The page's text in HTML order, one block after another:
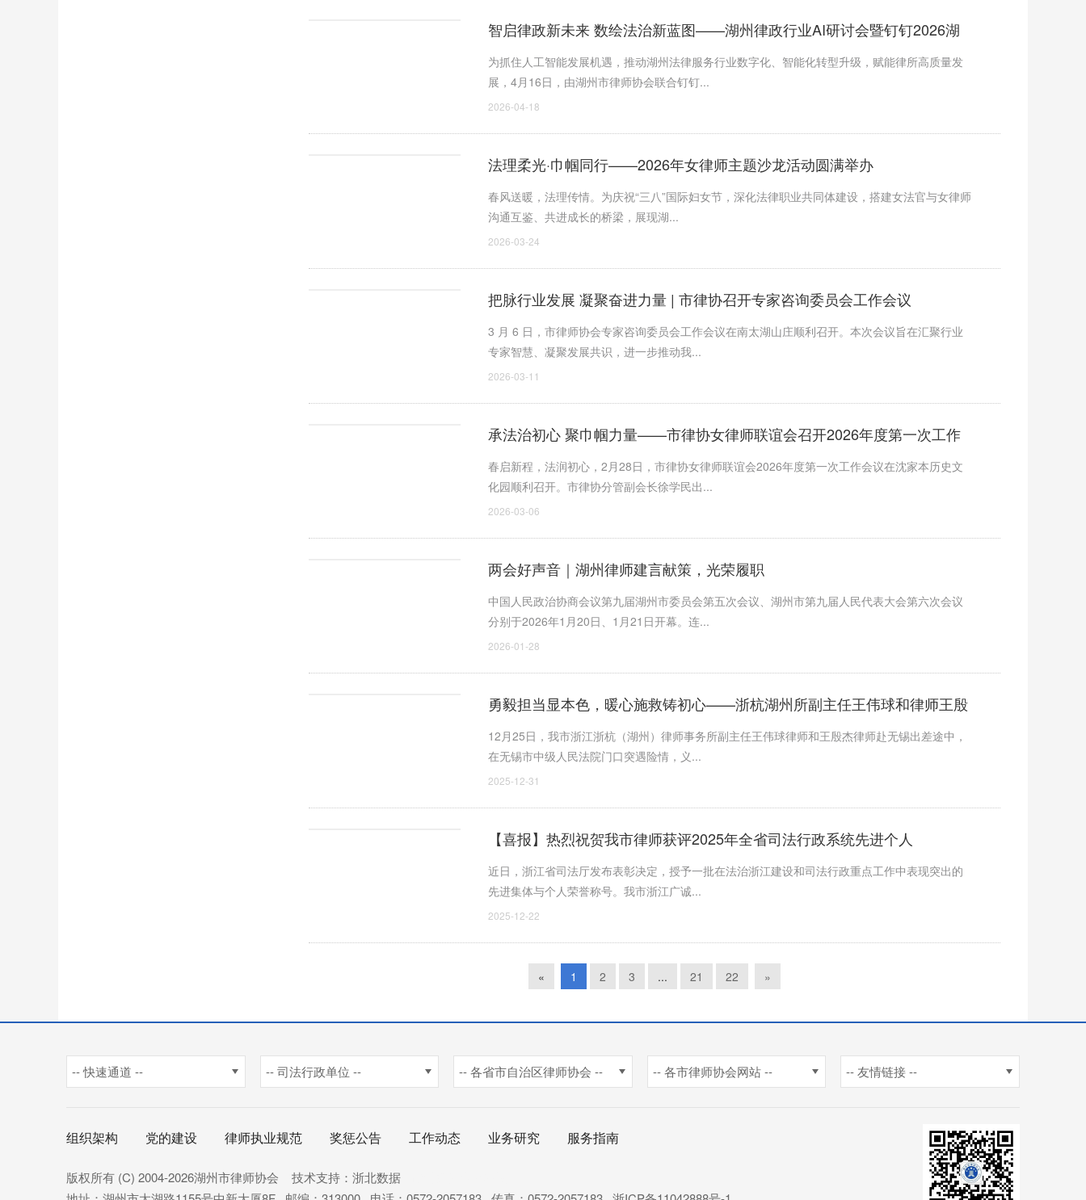
智启律政新未来 数绘法治新蓝图——湖州律政行业AI研讨会暨钉钉2026湖
为抓住人工智能发展机遇，推动湖州法律服务行业数字化、智能化转型升级，赋能律所高质量发
展，4月16日，由湖州市律师协会联合钉钉...
2026-04-18
法理柔光·巾帼同行——2026年女律师主题沙龙活动圆满举办
春风送暖，法理传情。为庆祝“三八”国际妇女节，深化法律职业共同体建设，搭建女法官与女律师
沟通互鉴、共进成长的桥梁，展现湖...
2026-03-24
把脉行业发展 凝聚奋进力量 | 市律协召开专家咨询委员会工作会议
3 月 6 日，市律师协会专家咨询委员会工作会议在南太湖山庄顺利召开。本次会议旨在汇聚行业
专家智慧、凝聚发展共识，进一步推动我...
2026-03-11
承法治初心 聚巾帼力量——市律协女律师联谊会召开2026年度第一次工作
春启新程，法润初心，2月28日，市律协女律师联谊会2026年度第一次工作会议在沈家本历史文
化园顺利召开。市律协分管副会长徐学民出...
2026-03-06
两会好声音｜湖州律师建言献策，光荣履职
中国人民政治协商会议第九届湖州市委员会第五次会议、湖州市第九届人民代表大会第六次会议
分别于2026年1月20日、1月21日开幕。连...
2026-01-28
勇毅担当显本色，暖心施救铸初心——浙杭湖州所副主任王伟球和律师王殷
12月25日，我市浙江浙杭（湖州）律师事务所副主任王伟球律师和王殷杰律师赴无锡出差途中，
在无锡市中级人民法院门口突遇险情，义...
2025-12-31
【喜报】热烈祝贺我市律师获评2025年全省司法行政系统先进个人
近日，浙江省司法厅发布表彰决定，授予一批在法治浙江建设和司法行政重点工作中表现突出的
先进集体与个人荣誉称号。我市浙江广诚...
2025-12-22
« 1 2 3 ... 21 22 »
-- 快速通道 -- -- 司法行政单位 -- -- 各省市自治区律师协会 -- -- 各市律师协会网站 -- -- 友情链接 --
组织架构 党的建设 律师执业规范 奖惩公告 工作动态 业务研究 服务指南
版权所有 (C) 2004-2026湖州市律师协会 技术支持 ： 浙北数据